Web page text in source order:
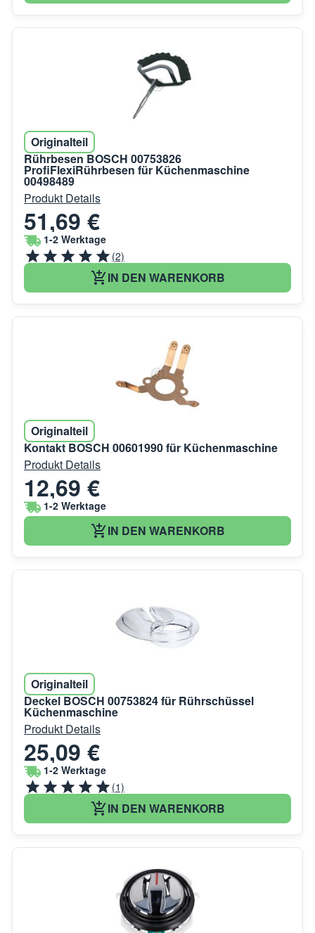
Originalteil
Rührbesen BOSCH 00753826
ProfiFlexiRührbesen für Küchenmaschine
00498489
Produkt Details
51,69 €
1-2 Werktage
(2)
IN DEN WARENKORB
Originalteil
Kontakt BOSCH 00601990 für Küchenmaschine
Produkt Details
12,69 €
1-2 Werktage
IN DEN WARENKORB
Originalteil
Deckel BOSCH 00753824 für Rührschüssel
Küchenmaschine
Produkt Details
25,09 €
1-2 Werktage
(1)
IN DEN WARENKORB